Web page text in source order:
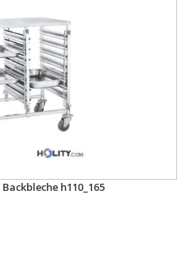
h110_165